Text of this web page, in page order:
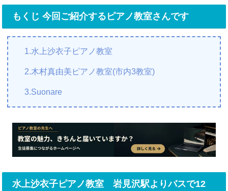
k
もくじ 今回ご紹介するピアノ教室さんです
1.水上沙衣子ピアノ教室
2.木村真由美ピアノ教室(市内3教室)
3.Suonare
水上沙衣子ピアノ教室 岩見沢駅よりバスで12